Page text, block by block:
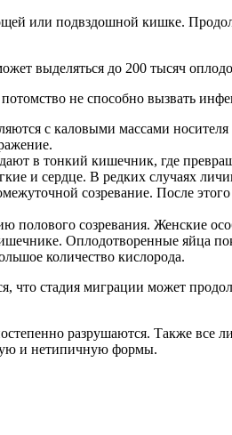
или подвздошной кишке.
выделяться до 200 тысяч
не способно вызвать
с каловыми массами
в тонкий кишечник, где
и сердце. В редких случаях
созревание. После
полового созревания. Женские
Оплодотворенные яйца
количество кислорода.
что стадия миграции может
разрушаются. Также все
и нетипичную формы.